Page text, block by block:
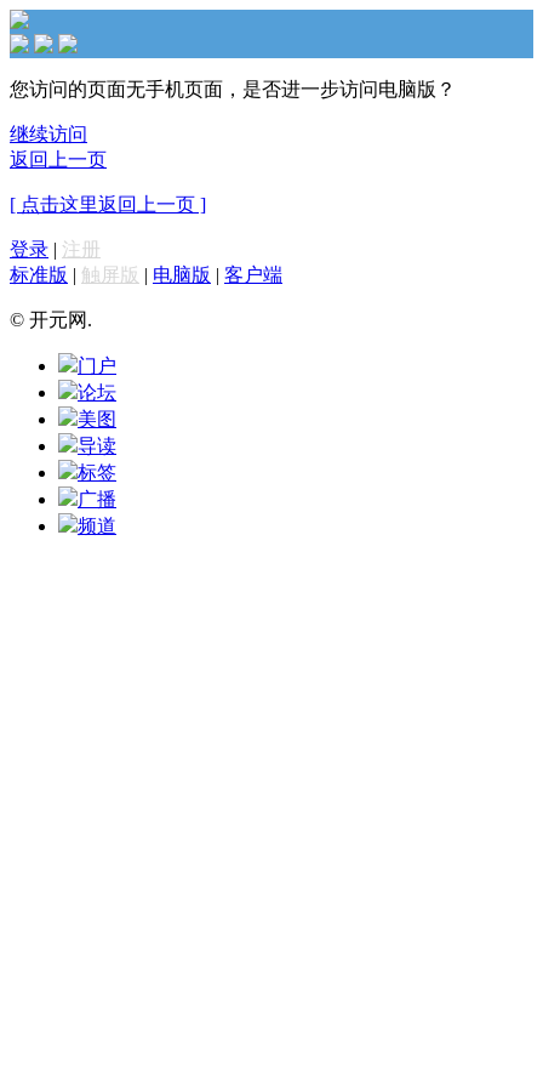
您访问的页面无手机页面，是否进一步访问电脑版？
继续访问
返回上一页
[ 点击这里返回上一页 ]
登录 | 注册
标准版 | 触屏版 | 电脑版 | 客户端
© 开元网.
门户
论坛
美图
导读
标签
广播
频道